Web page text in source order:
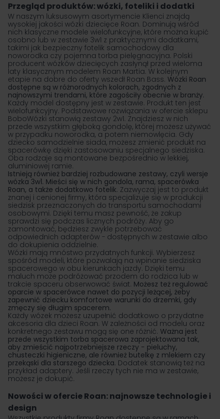
Przegląd produktów: wózki, foteliki i dodatki
W naszym luksusowym asortymencie Klienci znajdą
wysokiej jakości wózki dziecięce Roan. Dominują wśród
nich klasyczne modele wielofunkcyjne, które można kupić
osobno lub w zestawie 3w1 z praktycznymi dodatkami,
takimi jak bezpieczny fotelik samochodowy dla
noworodka czy pojemna torba pielęgnacyjna. Polski
producent wózków dziecięcych zasłynął przed wieloma
laty klasycznym modelem Roan Martia. W kolejnym
etapie na dobre do oferty wszedł Roan Bass. Wózki Roan
dostępne są w różnorodnych kolorach, zgodnych z
najnowszymi trendami, które zagościły obecnie w branży.
Każdy model dostępny jest w zestawie. Produkt ten jest
wielofunkcyjny. Podstawowe rozwiązania w ofercie sklepu
BoboWózki stanowią zestawy 2w1. Znajdziesz w nich
przede wszystkim głęboką gondolę, której możesz używać
w przypadku noworodka, a potem niemowlęcia. Gdy
dziecko samodzielnie siada, możesz zmienić produkt na
spacerówkę dzięki zastosowaniu specjalnego siedziska.
Oba rodzaje są montowane bezpośrednio w lekkiej,
aluminiowej ramie.
Istnieją również bardziej rozbudowane zestawy, czyli wersje
wózka 3w1. Mieści się w nich gondola, rama, spacerówka
Roan, a także dodatkowo fotelik. Zazwyczaj jest to produkt
znanej i cenionej firmy, która specjalizuje się w produkcji
siedzisk przeznaczonych do transportu samochodami
osobowymi. Dzięki temu masz pewność, że zakup
sprawdzi się podczas licznych podróży. Aby go
zamontować, będziesz zwykle potrzebować
odpowiednich adapterów − dostępnych w zestawie albo
do dokupienia oddzielnie.
Wózki mają mnóstwo przydatnych funkcji. Wybierzesz
spośród modeli, które pozwalają na wpinanie siedziska
spacerowego w obu kierunkach jazdy. Dzięki temu
maluch może podróżować przodem do rodzica lub w
trakcie spaceru obserwować świat. Możesz też regulować
oparcie w spacerówce nawet do pozycji leżącej, żeby
zapewnić dziecku komfortowe warunki do drzemki, gdy
zmęczy się długim spacerem.
Każdy wózek możesz uzupełnić dodatkowo o przydatne
akcesoria dla dzieci Roan. W zależności od modelu oraz
konkretnego zestawu mogą się one różnić. Ważna jest
przede wszystkim torba spacerowa zaprojektowana tak,
aby zmieścić najpotrzebniejsze rzeczy − pieluchy,
chusteczki higieniczne, ale również butelkę z mlekiem czy
przekąski dla starszego dziecka. Dodatek stanowią też na
przykład adaptery. Jeśli rzeczy tych nie ma w zestawie,
możesz je dokupić.
Nowości w ofercie Roan: najnowsze technologie i
design